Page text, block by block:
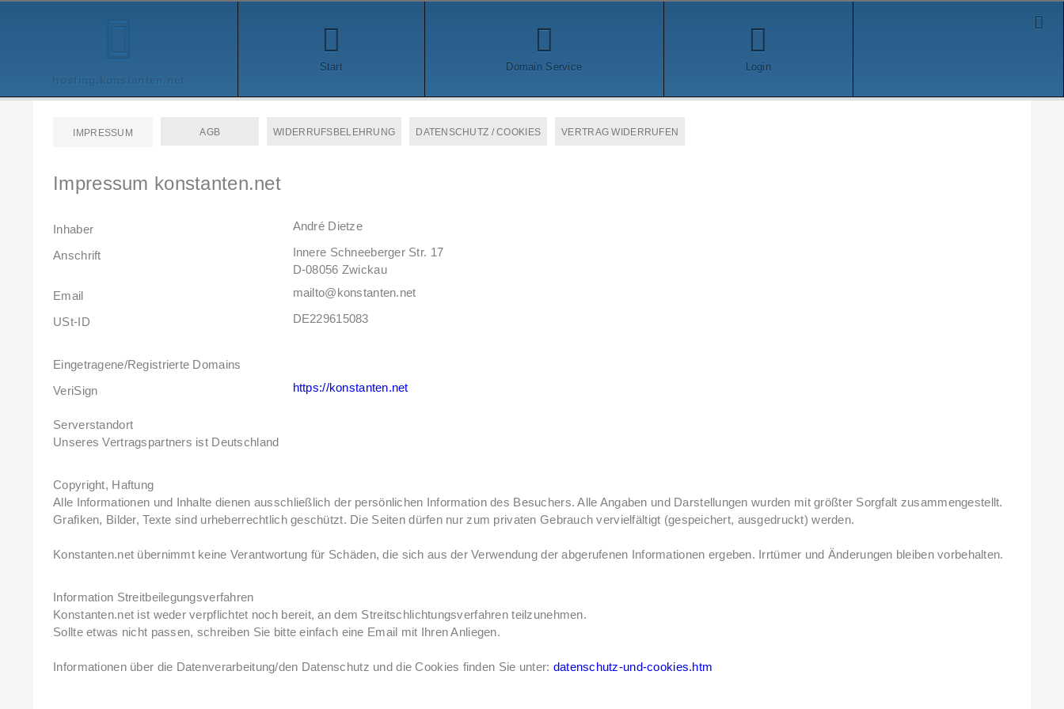
hosting.konstanten.net
Start Domain Service Login
IMPRESSUM AGB WIDERRUFSBELEHRUNG DATENSCHUTZ / COOKIES VERTRAG WIDERRUFEN
Impressum konstanten.net
Inhaber André Dietze
Anschrift
Innere Schneeberger Str. 17
D-08056 Zwickau
Email mailto@ konstanten.net
USt-ID DE229615083
Eingetragene/Registrierte Domains
VeriSign https://konstanten.net
Serverstandort
Unseres Vertragspartners ist Deutschland
Copyright, Haftung
Alle Informationen und Inhalte dienen ausschließlich der persönlichen Information des Besuchers. Alle Angaben und Darstellungen wurden mit größter Sorgfalt zusammengestellt.
Grafiken, Bilder, Texte sind urheberrechtlich geschützt. Die Seiten dürfen nur zum privaten Gebrauch vervielfältigt (gespeichert, ausgedruckt) werden.
Konstanten.net übernimmt keine Verantwortung für Schäden, die sich aus der Verwendung der abgerufenen Informationen ergeben. Irrtümer und Änderungen bleiben vorbehalten.
Information Streitbeilegungsverfahren
Konstanten.net ist weder verpflichtet noch bereit, an dem Streitschlichtungsverfahren teilzunehmen.
Sollte etwas nicht passen, schreiben Sie bitte einfach eine Email mit Ihren Anliegen.
Informationen über die Datenverarbeitung/den Datenschutz und die Cookies finden Sie unter: datenschutz-und-cookies.htm